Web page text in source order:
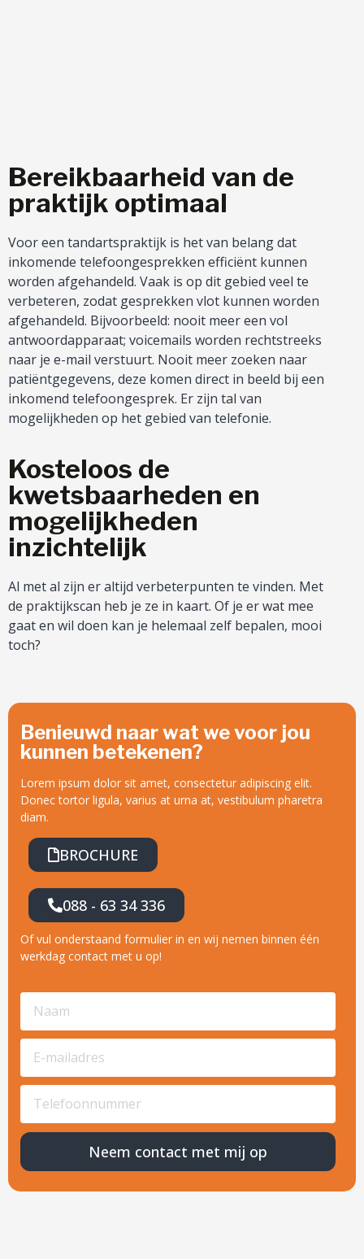
Bereikbaarheid van de
praktijk optimaal
Voor een tandartspraktijk is het van belang dat
inkomende telefoongesprekken efficiënt kunnen
worden afgehandeld. Vaak is op dit gebied veel te
verbeteren, zodat gesprekken vlot kunnen worden
afgehandeld. Bijvoorbeeld: nooit meer een vol
antwoordapparaat; voicemails worden rechtstreeks
naar je e-mail verstuurt. Nooit meer zoeken naar
patiëntgegevens, deze komen direct in beeld bij een
inkomend telefoongesprek. Er zijn tal van
mogelijkheden op het gebied van telefonie.
Kosteloos de
kwetsbaarheden en
mogelijkheden
inzichtelijk
Al met al zijn er altijd verbeterpunten te vinden. Met
de praktijkscan heb je ze in kaart. Of je er wat mee
gaat en wil doen kan je helemaal zelf bepalen, mooi
toch?
Benieuwd naar wat we voor jou
kunnen betekenen?
Lorem ipsum dolor sit amet, consectetur adipiscing elit.
Donec tortor ligula, varius at urna at, vestibulum pharetra
diam.
BROCHURE
088 - 63 34 336
Of vul onderstaand formulier in en wij nemen binnen één
werkdag contact met u op!
Neem contact met mij op